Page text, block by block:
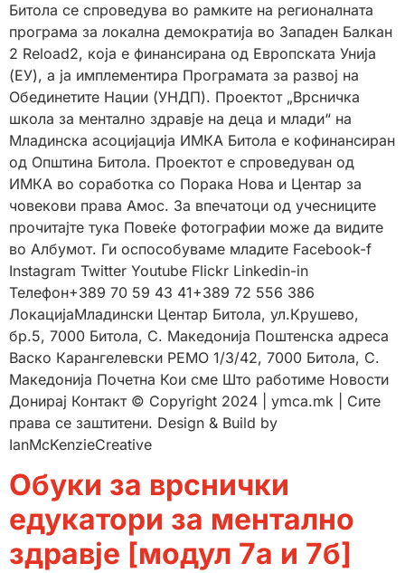
Битола се спроведува во рамките на регионалната
програма за локална демократија во Западен Балкан
2 Reload2, која е финансирана од Европската Унија
(ЕУ), а ја имплементира Програмата за развој на
Обединетите Нации (УНДП). Проектот „Врсничка
школа за ментално здравје на деца и млади“ на
Младинска асоцијација ИМКА Битола е кофинансиран
од Општина Битола. Проектот е спроведуван од
ИМКА во соработка со Порака Нова и Центар за
човекови права Амос. За впечатоци од учесниците
прочитајте тука Повеќе фотографии може да видите
во Албумот. Ги оспособуваме младите Facebook-f
Instagram Twitter Youtube Flickr Linkedin-in
Телефон+389 70 59 43 41+389 72 556 386
ЛокацијаМладински Центар Битола, ул.Крушево,
бр.5, 7000 Битола, С. Македонија Поштенска адреса
Васко Карангелевски РЕМО 1/3/42, 7000 Битола, С.
Македонија Почетна Кои сме Што работиме Новости
Донирај Контакт © Copyright 2024 | ymca.mk | Сите
права се заштитени. Design & Build by
IanMcKenzieCreative
Обуки за врснички
едукатори за ментално
здравје [модул 7а и 7б]